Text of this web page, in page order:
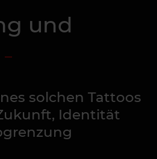
und
solchen Tattoos
Identität